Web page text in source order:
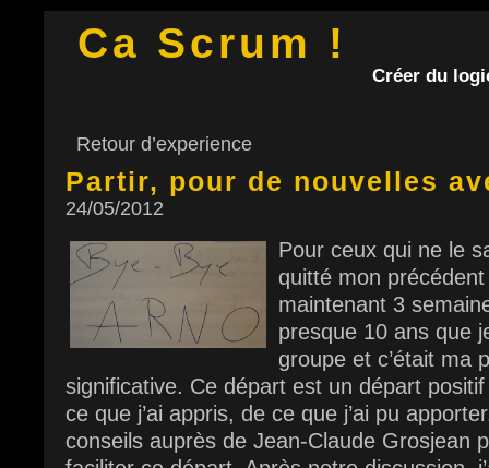
Ca Scrum !
Créer du
Retour d’experience
Partir, pour de nouvelles
24/05/2012
Pour ceux qui ne le
quitté mon
maintenant 3
presque 10 ans que
groupe et c’était ma
significative. Ce départ est un départ
ce que j’ai appris, de ce que j’ai pu
conseils auprès de Jean-Claude Grosjean